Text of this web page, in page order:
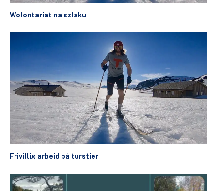
Wolontariat na szlaku
Frivillig arbeid på turstier